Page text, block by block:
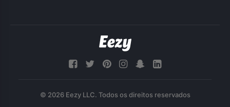
© 2026 Eezy LLC. Todos os direitos reservados